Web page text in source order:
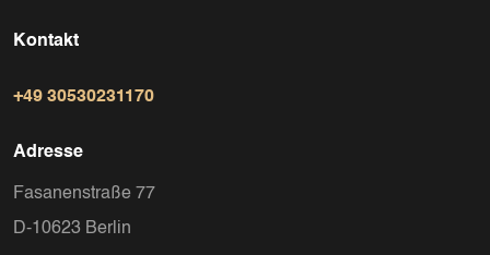
Kontakt
+49 30530231170
Adresse
Fasanenstraße 77
D-10623 Berlin